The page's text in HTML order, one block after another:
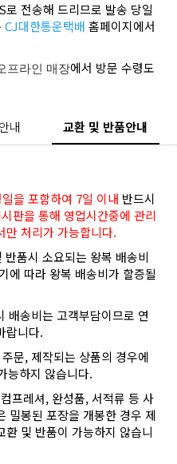
전송해 드리므로 발송 당일
CJ대한통운택배 홈페이지에서
프라인 매장에서 방문 수령도
내 교환 및 반품안내
을 포함하여 7일 이내 반드시
판을 통해 영업시간중에 관리
만 처리가 가능합니다.
품시 소요되는 왕복 배송비
에 따라 왕복 배송비가 할증될
배송비는 고객부담이므로 연
랍니다.
문, 제작되는 상품의 경우에
능하지 않습니다.
프레셔, 완성품, 서적류 등 사
밀봉된 포장을 개봉한 경우 제
및 반품이 가능하지 않습니